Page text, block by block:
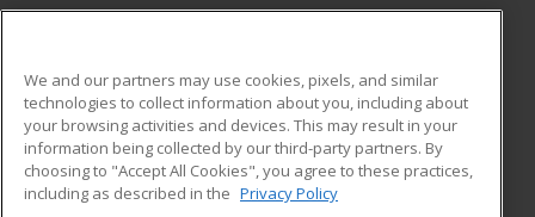
ADDITIONAL RESOURCES
Military
Financial Assistance
Help
Student Blog
We and our partners may use cookies, pixels, and similar
technologies to collect information about you, including about
your browsing activities and devices. This may result in your
information being collected by our third-party partners. By
choosing to "Accept All Cookies", you agree to these practices,
including as described in the Privacy Policy